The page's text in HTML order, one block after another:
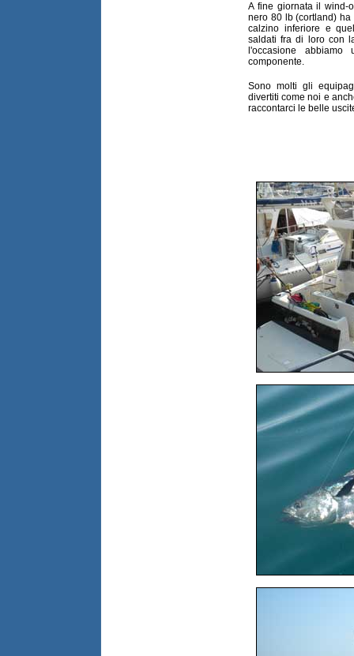
A fine giornata il wind-
nero 80 lb (cortland)
calzino inferiore e
saldati fra di loro con
l'occasione
componente.
Sono molti gli
divertiti come noi e
raccontarci le belle